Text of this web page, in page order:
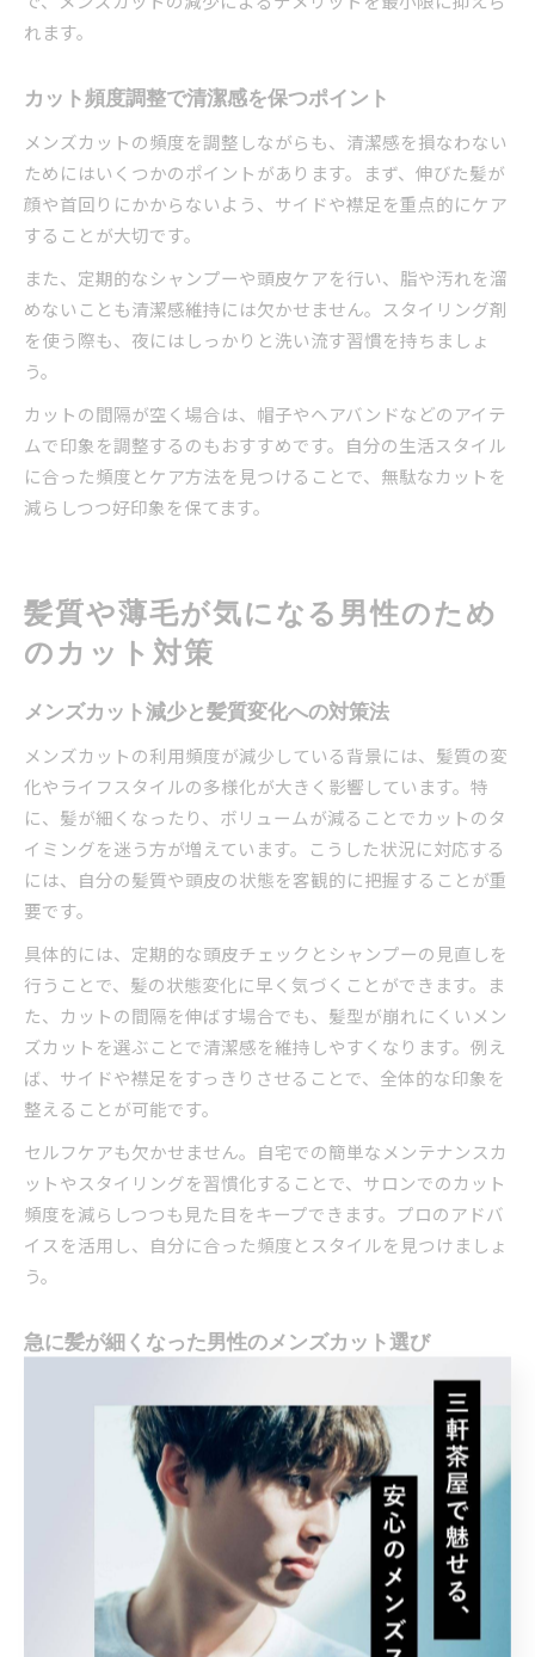
れます。
カット頻度調整で清潔感を保つポイント
メンズカットの頻度を調整しながらも、清潔感を損なわない
ためにはいくつかのポイントがあります。まず、伸びた髪が
顔や首回りにかからないよう、サイドや襟足を重点的にケア
することが大切です。
また、定期的なシャンプーや頭皮ケアを行い、脂や汚れを溜
めないことも清潔感維持には欠かせません。スタイリング剤
を使う際も、夜にはしっかりと洗い流す習慣を持ちましょ
う。
カットの間隔が空く場合は、帽子やヘアバンドなどのアイテ
ムで印象を調整するのもおすすめです。自分の生活スタイル
に合った頻度とケア方法を見つけることで、無駄なカットを
減らしつつ好印象を保てます。
髪質や薄毛が気になる男性のため
のカット対策
メンズカット減少と髪質変化への対策法
メンズカットの利用頻度が減少している背景には、髪質の変
化やライフスタイルの多様化が大きく影響しています。特
に、髪が細くなったり、ボリュームが減ることでカットのタ
イミングを迷う方が増えています。こうした状況に対応する
には、自分の髪質や頭皮の状態を客観的に把握することが重
要です。
具体的には、定期的な頭皮チェックとシャンプーの見直しを
行うことで、髪の状態変化に早く気づくことができます。ま
た、カットの間隔を伸ばす場合でも、髪型が崩れにくいメン
ズカットを選ぶことで清潔感を維持しやすくなります。例え
ば、サイドや襟足をすっきりさせることで、全体的な印象を
整えることが可能です。
セルフケアも欠かせません。自宅での簡単なメンテナンスカ
ットやスタイリングを習慣化することで、サロンでのカット
頻度を減らしつつも見た目をキープできます。プロのアドバ
イスを活用し、自分に合った頻度とスタイルを見つけましょ
う。
急に髪が細くなった男性のメンズカット選び
急に髪が細くなったと感じる男性は、30代後半から40代にか
けて多く見られます。この年代は、ホルモンバランスや生活
習慣の変化が影響しやすく、髪のハリやコシが失われやすい
時期です。細い髪質になった場合、従来のカットスタイルで
はボリュームが出にくくなるため、カット選びが重要になり
おすすめは、レイヤーカットやトップに高さを出すデザイン
です。これらのスタイルは、髪が少なく見えがちな部分に立
体感をもたらし、全体のバランスを良くします。また、サイ